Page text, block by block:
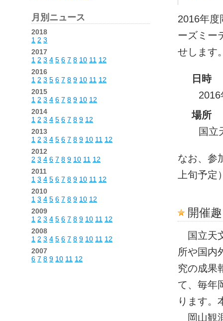
2016年度
ーズミー
せします
日時
場所
国立
なお、参
上旬予
開催
国立天
所や国内
究の成果
て、毎年
ります。
岡山観
月別ニュース
2018
1 2 3
2017
1 2 3 4 5 6 7 8 10 11 12
2016
1 2 3 5 6 7 8 9 10 11 12
2015
1 2 3 4 6 7 8 9 10 12
2014
1 2 3 4 5 6 7 8 9 12
2013
1 2 3 4 5 6 7 8 9 10 11 12
2012
2 3 4 6 7 8 9 10 11 12
2011
1 3 4 5 6 7 8 9 10 11 12
2010
1 3 4 5 6 7 8 9 10 12
2009
1 2 3 4 5 6 7 8 9 10 11 12
2008
1 2 3 4 5 6 7 8 9 10 11 12
2007
6 7 8 9 10 11 12